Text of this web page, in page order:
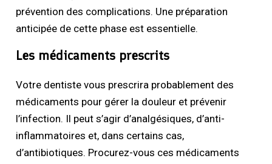
prévention des complications. Une préparation
anticipée de cette phase est essentielle.
Les médicaments prescrits
Votre dentiste vous prescrira probablement des
médicaments pour gérer la douleur et prévenir
l’infection. Il peut s’agir d’analgésiques, d’anti-
inflammatoires et, dans certains cas,
d’antibiotiques. Procurez-vous ces médicaments